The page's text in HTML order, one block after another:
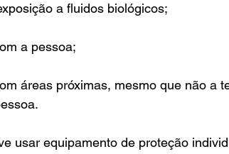
a fluidos biológicos;
a pessoa;
áreas próximas, mesmo que não a
usar equipamento de proteção